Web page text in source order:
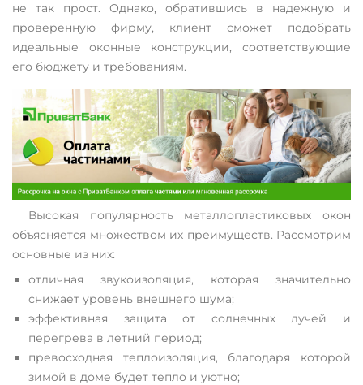
не так прост. Однако, обратившись в надежную и
проверенную фирму, клиент сможет подобрать
идеальные оконные конструкции, соответствующие
его бюджету и требованиям.
Высокая популярность металлопластиковых окон
объясняется множеством их преимуществ. Рассмотрим
основные из них:
отличная звукоизоляция, которая значительно
снижает уровень внешнего шума;
эффективная защита от солнечных лучей и
перегрева в летний период;
превосходная теплоизоляция, благодаря которой
зимой в доме будет тепло и уютно;